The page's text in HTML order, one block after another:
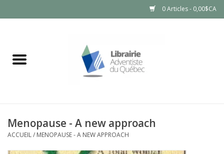
0 Articles - 0,00$CA
Menopause - A new approach
ACCUEIL/ MENOPAUSE - A NEW APPROACH